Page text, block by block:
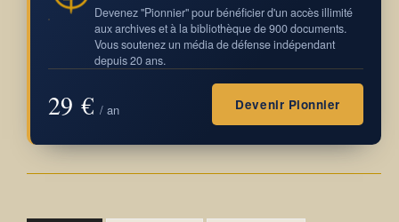
Devenez "Pionnier" pour bénéficier d'un accès illimité
aux archives et à la bibliothèque de 900 documents.
Vous soutenez un média de défense indépendant
depuis 20 ans.
29 € / an Devenir Pionnier